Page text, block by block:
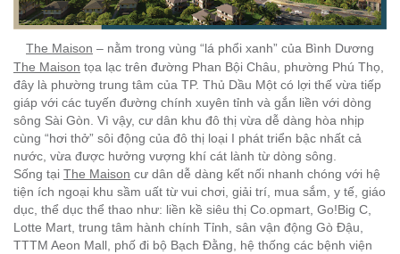
The Maison – nằm trong vùng “lá phổi xanh” của Bình Dương
The Maison tọa lạc trên đường Phan Bội Châu, phường Phú Thọ,
đây là phường trung tâm của TP. Thủ Dầu Một có lợi thế vừa tiếp
giáp với các tuyến đường chính xuyên tỉnh và gắn liền với dòng
sông Sài Gòn. Vì vậy, cư dân khu đô thị vừa dễ dàng hòa nhịp
cùng “hơi thở” sôi động của đô thị loại I phát triển bậc nhất cả
nước, vừa được hưởng vượng khí cát lành từ dòng sông.
Sống tại The Maison cư dân dễ dàng kết nối nhanh chóng với hệ
tiện ích ngoại khu sầm uất từ vui chơi, giải trí, mua sắm, y tế, giáo
dục, thể dục thể thao như: liền kề siêu thị Co.opmart, Go!Big C,
Lotte Mart, trung tâm hành chính Tỉnh, sân vận động Gò Đậu,
TTTM Aeon Mall, phố đi bộ Bạch Đằng, hệ thống các bệnh viện